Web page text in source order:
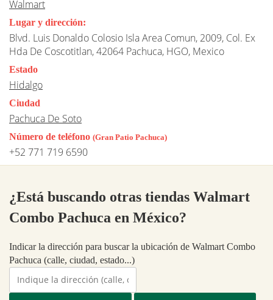
Walmart
Lugar y dirección:
Blvd. Luis Donaldo Colosio Isla Area Comun, 2009, Col. Ex
Hda De Coscotitlan, 42064 Pachuca, HGO, Mexico
Estado
Hidalgo
Ciudad
Pachuca De Soto
Número de teléfono (Gran Patio Pachuca)
+52 771 719 6590
¿Está buscando otras tiendas Walmart
Combo Pachuca en México?
Indicar la dirección para buscar la ubicación de Walmart Combo
Pachuca (calle, ciudad, estado...)